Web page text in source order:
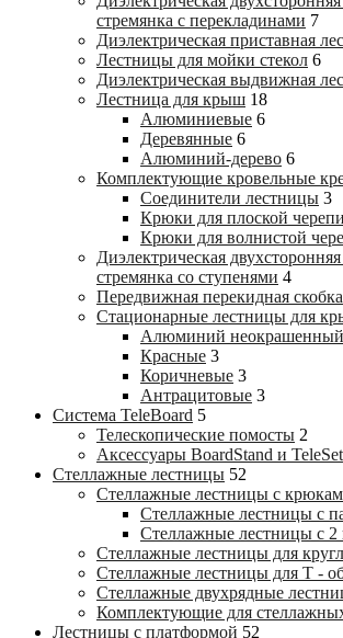
стремянка с перекладинами 7
Диэлектрическая приставная
Лестницы для мойки стекол 6
Диэлектрическая выдвижная
Лестница для крыш 18
Алюминиевые 6
Деревянные 6
Алюминий-дерево 6
Комплектующие кровельные
Соединители лестницы 3
Крюки для плоской
Крюки для волнистой
Диэлектрическая
стремянка со ступенями 4
Передвижная перекидная скобка
Стационарные лестницы для
Алюминий неокрашенный
Красные 3
Коричневые 3
Антрацитовые 3
Система TeleBoard 5
Телескопические помосты 2
Аксессуары BoardStand и TeleSet
Стеллажные лестницы 52
Стеллажные лестницы с
Стеллажные лестницы с
Стеллажные лестницы c 2
Стеллажные лестницы для
Стеллажные лестницы для Т -
Стеллажные двухрядные
Комплектующие для
Лестницы с платформой 52